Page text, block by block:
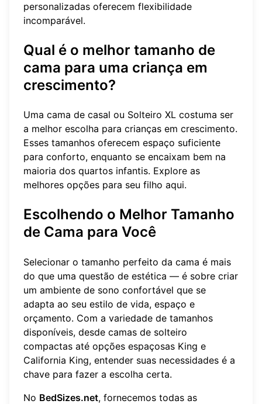
personalizadas oferecem flexibilidade
incomparável.
Qual é o melhor tamanho de
cama para uma criança em
crescimento?
Uma cama de casal ou Solteiro XL costuma ser
a melhor escolha para crianças em crescimento.
Esses tamanhos oferecem espaço suficiente
para conforto, enquanto se encaixam bem na
maioria dos quartos infantis. Explore as
melhores opções para seu filho aqui.
Escolhendo o Melhor Tamanho
de Cama para Você
Selecionar o tamanho perfeito da cama é mais
do que uma questão de estética — é sobre criar
um ambiente de sono confortável que se
adapta ao seu estilo de vida, espaço e
orçamento. Com a variedade de tamanhos
disponíveis, desde camas de solteiro
compactas até opções espaçosas King e
California King, entender suas necessidades é a
chave para fazer a escolha certa.
No BedSizes.net, fornecemos todas as